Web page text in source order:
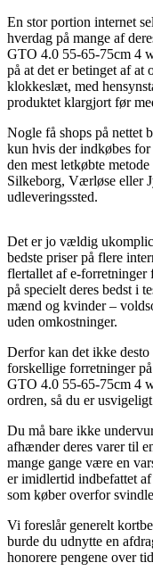
En stor portion internet
hverdag på mange af
GTO 4.0 55-65-75cm 4
på at det er betinget af at
klokkeslæt, med
produktet klargjort før
Nogle få shops på nettet
kun hvis der indkøbes
den mest letkøbte
Silkeborg, Værløse eller
udleveringssted.
Det er jo vældig
bedste priser på flere
flertallet af e-forretninger
på specielt deres bedst i
mænd og kvinder –
uden omkostninger.
Derfor kan det ikke
forskellige forretninger
GTO 4.0 55-65-75cm 4
ordren, så du er
Du må bare ikke
afhænder deres varer til
mange gange være en
er imidlertid indbefattet
som køber overfor
Vi foreslår generelt
burde du udnytte en
honorere pengene over